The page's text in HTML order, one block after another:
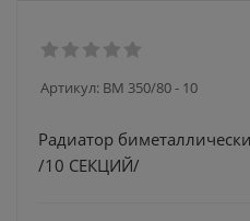
Артикул: BM 350/80 - 10
Радиатор
/10 СЕКЦИЙ/